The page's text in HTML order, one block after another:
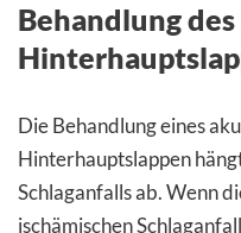
Behandlung
Die Behandlung eines
Hinterhauptslappen
Schlaganfalls ab. Wenn
ischämischen